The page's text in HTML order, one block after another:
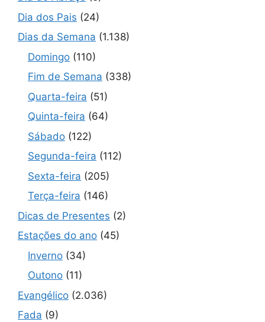
Dia dos Pais (24)
Dias da Semana (1.138)
Domingo (110)
Fim de Semana (338)
Quarta-feira (51)
Quinta-feira (64)
Sábado (122)
Segunda-feira (112)
Sexta-feira (205)
Terça-feira (146)
Dicas de Presentes (2)
Estações do ano (45)
Inverno (34)
Outono (11)
Evangélico (2.036)
Fada (9)